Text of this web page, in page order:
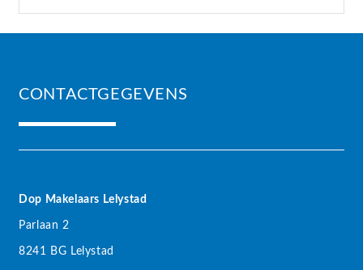
CONTACTGEGEVENS
Dop Makelaars Lelystad
Parlaan 2
8241 BG Lelystad